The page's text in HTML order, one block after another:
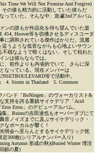
Time We Will Not Promise And Forgive)
その後も精力的に活動していた彼らだ
っていた。そんな中、急遽2ndアルバム
ンの誰もが作品化を待ち望んでいた楽
454, Hoover等を彷彿させるディスコーダ
に調和されている傑作ばかりだ。流麗
うような低音ながらも心地よいサウン
不穏なようで暗くはない、そして枯れた
ンは彼らならでは。
、前作よりも内省的でいて、さらに深
なっている。現在メンバーは
等で活動中。
4. Storm in Thailand 5. Common
バンド「BoNingen」のヴォーカリスト&
支持を誇る重鎮サイケデリア「Acid
Erros」のデビューアルバム。
、Ruinsの吉田達也もオーバーダブにて
音ノイズまでに及ぶサイケデリック・
なボーカルが響く！
明会へ至らんとするサイケデリック恍
300枚(シリアルナンバー入り)
Autumn 形成の秋)(Buried Winter 埋没
顧の夏)